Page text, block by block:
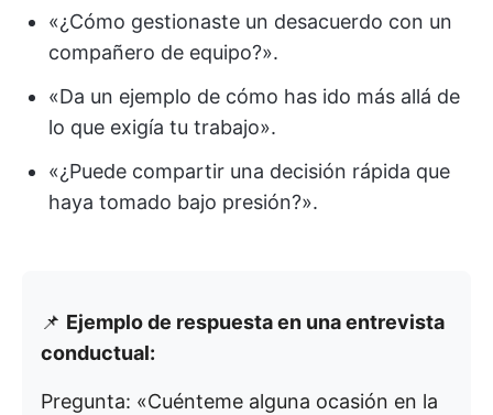
«¿Cómo gestionaste un desacuerdo con un
compañero de equipo?».
«Da un ejemplo de cómo has ido más allá de
lo que exigía tu trabajo».
«¿Puede compartir una decisión rápida que
haya tomado bajo presión?».
📌 Ejemplo de respuesta en una entrevista
conductual:
Pregunta: «Cuénteme alguna ocasión en la